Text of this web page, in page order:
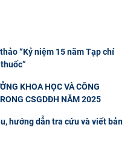
“Kỷ niệm 15 năm Tạp chí
KHOA HỌC VÀ CÔNG
CSGDĐH NĂM 2025
hướng dẫn tra cứu và viết bản